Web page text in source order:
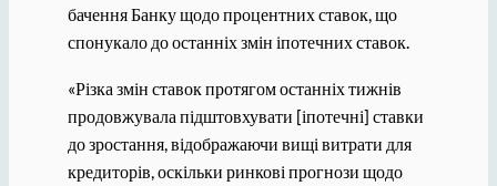
бачення Банку щодо процентних ставок, що
спонукало до останніх змін іпотечних ставок.
«Різка змін ставок протягом останніх тижнів
продовжувала підштовхувати [іпотечні] ставки
до зростання, відображаючи вищі витрати для
кредиторів, оскільки ринкові прогнози щодо